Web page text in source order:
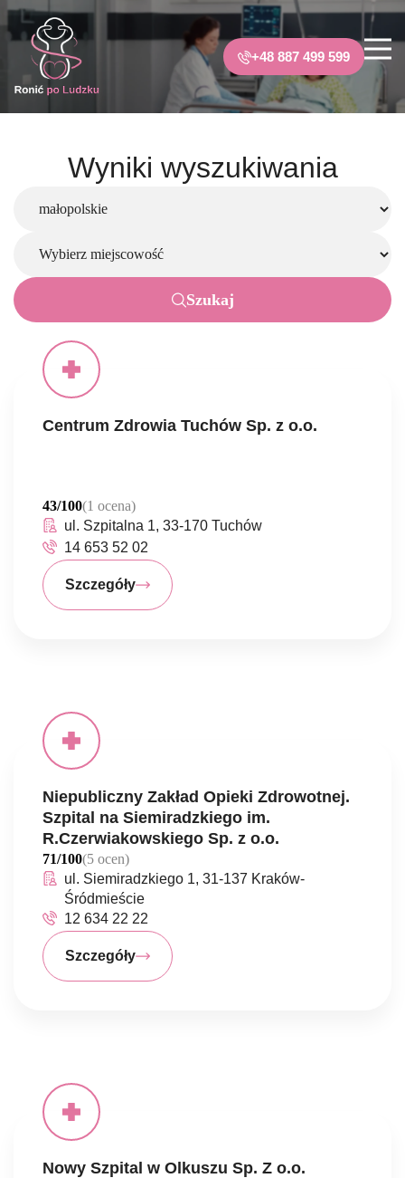
+48 887 499 599
Wyniki wyszukiwania
Szukaj
Centrum Zdrowia Tuchów Sp. z o.o.
43/100(1 ocena)
ul. Szpitalna 1, 33-170 Tuchów
14 653 52 02
Szczegóły
Niepubliczny Zakład Opieki Zdrowotnej.
Szpital na Siemiradzkiego im.
R.Czerwiakowskiego Sp. z o.o.
71/100(5 ocen)
ul. Siemiradzkiego 1, 31-137 Kraków-
Śródmieście
12 634 22 22
Szczegóły
Nowy Szpital w Olkuszu Sp. Z o.o.